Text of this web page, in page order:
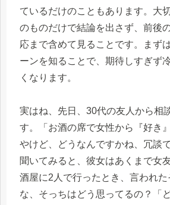
ているだけのこともあります。大
のものだけで結論を出さず、前後
応まで含めて見ることです。まず
ーンを知ることで、期待しすぎず
くなります。
実はね、先日、30代の友人から相
す。「お酒の席で女性から『好き
やけど、どうなんですかね、冗談
聞いてみると、彼女はあくまで女
酒屋に2人で行ったとき、言われた
な、そっちはどう思ってるの？「